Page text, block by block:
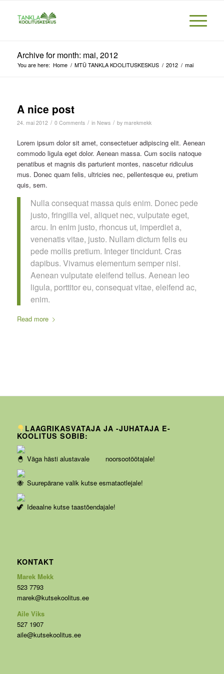
Archive for month: mai, 2012
You are here: Home / MTÜ TANKLA KOOLITUSKESKUS / 2012 / mai
A nice post
24. mai 2012 / 0 Comments / in News / by marekmekk
Lorem ipsum dolor sit amet, consectetuer adipiscing elit. Aenean
commodo ligula eget dolor. Aenean massa. Cum sociis natoque
penatibus et magnis dis parturient montes, nascetur ridiculus
mus. Donec quam felis, ultricies nec, pellentesque eu, pretium
quis, sem.
Nulla consequat massa quis enim. Donec pede
justo, fringilla vel, aliquet nec, vulputate eget,
arcu. In enim justo, rhoncus ut, imperdiet a,
venenatis vitae, justo. Nullam dictum felis eu
pede mollis pretium. Integer tincidunt. Cras
dapibus. Vivamus elementum semper nisi.
Aenean vulputate eleifend tellus. Aenean leo
ligula, porttitor eu, consequat vitae, eleifend ac,
enim.
Read more
LAAGRIKASVATAJA JA -JUHATAJA E-
KOOLITUS SOBIB:
Väga hästi alustavale noorsootöötajale!
Suurepärane valik kutse esmataotlejale!
Ideaalne kutse taastõendajale!
KONTAKT
Marek Mekk
523 7793
marek@kutsekoolitus.ee
Aile Viks
527 1907
aile@kutsekoolitus.ee